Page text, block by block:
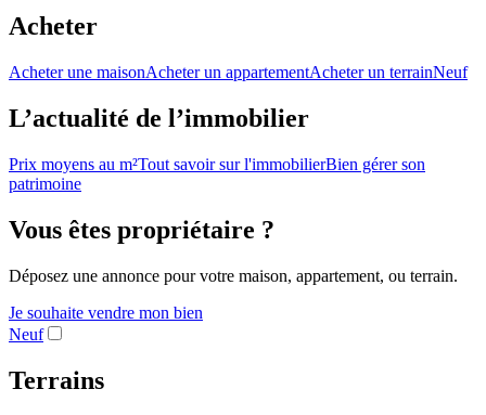
Acheter
Acheter une maisonAcheter un appartementAcheter un terrainNeuf
L’actualité de l’immobilier
Prix moyens au m²Tout savoir sur l'immobilierBien gérer son
patrimoine
Vous êtes propriétaire ?
Déposez une annonce pour votre maison, appartement, ou terrain.
Je souhaite vendre mon bien
Neuf
Terrains